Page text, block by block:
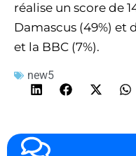
réalise un score de
Damascus (49%) et
et la BBC (7%).
new5